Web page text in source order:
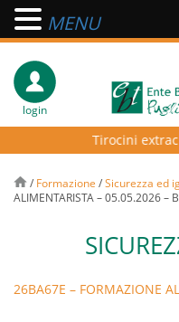
login
Tirocini
/ Formazione /Sicurezza ed
ALIMENTARISTA – 05.05.2026 –
26BA67E – FORMAZIONE
MENU